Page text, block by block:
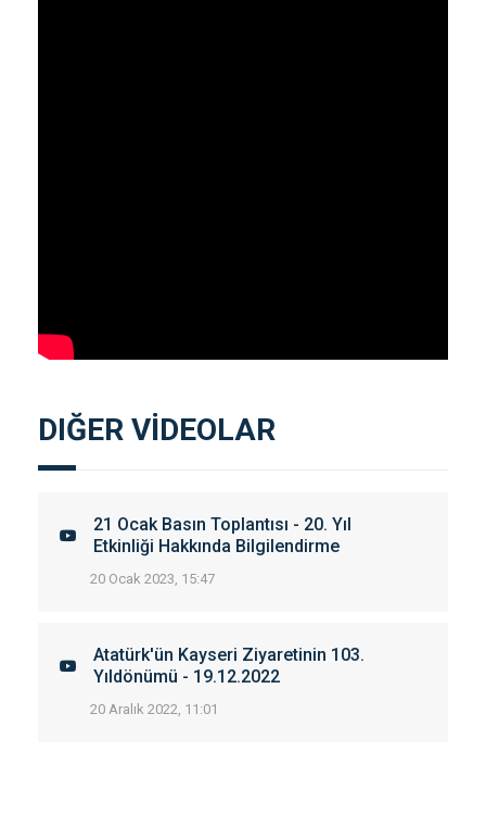
DIĞER VİDEOLAR
21 Ocak Basın Toplantısı - 20. Yıl
Etkinliği Hakkında Bilgilendirme
20 Ocak 2023, 15:47
Atatürk'ün Kayseri Ziyaretinin 103.
Yıldönümü - 19.12.2022
20 Aralık 2022, 11:01